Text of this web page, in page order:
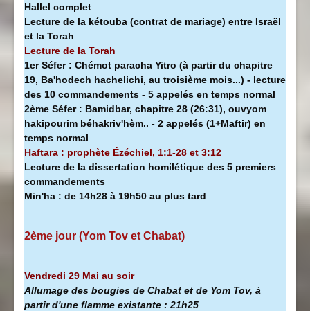
Hallel complet
Lecture de la kétouba (contrat de mariage) entre Israël
et la Torah
Lecture de la Torah
1er Séfer : Chémot paracha Yitro (à partir du chapitre
19, Ba'hodech hachelichi, au troisième mois...) - lecture
des 10 commandements - 5 appelés en temps normal
2ème Séfer : Bamidbar, chapitre 28 (26:31), ouvyom
hakipourim béhakriv'hèm.. - 2 appelés (1+Maftir) en
temps normal
Haftara : prophète Ézéchiel, 1:1-28 et 3:12
Lecture de la dissertation homilétique des 5 premiers
commandements
Min'ha : de 14h28 à 19h50 au plus tard
2ème jour (Yom Tov et Chabat)
Vendredi 29 Mai au soir
Allumage des bougies de Chabat et de Yom Tov, à
partir d'une flamme existante : 21h25